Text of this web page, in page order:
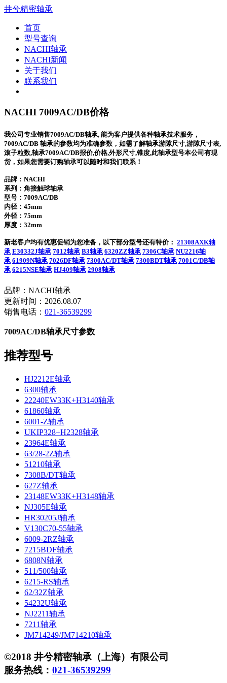
井兮精密轴承
首页
型号查询
NACHI轴承
NACHI新闻
关于我们
联系我们
NACHI 7009AC/DB价格
我公司专业销售7009AC/DB轴承, 能为客户提供各种轴承技术服务，
7009AC/DB 轴承的参数均为准确参数，如需了解轴承游隙尺寸,游隙尺寸表,
滚子粒数,轴承7009AC/DB报价,价格,外形尺寸,锥度,此轴承型号本公司有现
货，如果您需要订购轴承可以随时和我们联系！
品牌：NACHI
系列：角接触球轴承
型号： 7009AC/DB
内径：45mm
外径：75mm
厚度：32mm
新老客户均有优惠促销为您准备，以下部分型号还有特价： 21308AXK轴
承 E30332J轴承 7012轴承 B3轴承 6320ZZ轴承 7306C轴承 NU2216轴
承 61909N轴承 7026DF轴承 7300AC/DT轴承 7300BDT轴承 7001C/DB轴
承 6215NSE轴承 HJ409轴承 2908轴承
品牌：NACHI轴承
更新时间：2026.08.07
销售电话： 021-36539299
7009AC/DB轴承尺寸参数
推荐型号
HJ2212E轴承
6300轴承
22240EW33K+H3140轴承
61860轴承
6001-Z轴承
UKIP328+H2328轴承
23964E轴承
63/28-2Z轴承
51210轴承
7308B/DT轴承
627Z轴承
23148EW33K+H3148轴承
NJ305E轴承
HR30205J轴承
V130C70-55轴承
6009-2RZ轴承
7215BDF轴承
6808N轴承
511/500轴承
6215-RS轴承
62/32Z轴承
54232U轴承
NJ2211轴承
7211轴承
JM714249/JM714210轴承
©2018 井兮精密轴承（上海）有限公司
服务热线： 021-36539299